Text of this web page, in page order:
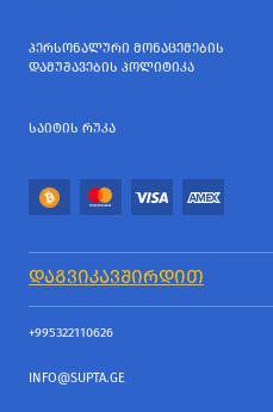
ᲞᲔᲠᲡᲝᲜᲐᲚᲣᲠᲘ ᲛᲝᲜᲐᲪᲔᲛᲔᲑᲘᲡ
ᲓᲐᲛᲣᲨᲐᲕᲔᲑᲘᲡ ᲞᲝᲚᲘᲢᲘᲙᲐ
ᲡᲐᲘᲢᲘᲡ ᲠᲣᲙᲐ
ᲓᲐᲒᲕᲘᲙᲐᲕᲨᲘᲠᲓᲘᲗ
+995322110626
INFO@SUPTA.GE